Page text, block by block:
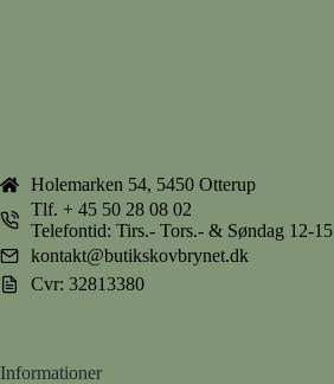
Holemarken 54, 5450 Otterup
Tlf. + 45 50 28 08 02
Telefontid: Tirs.- Tors.- & Søndag 12-15
kontakt@butikskovbrynet.dk
Cvr: 32813380
Informationer